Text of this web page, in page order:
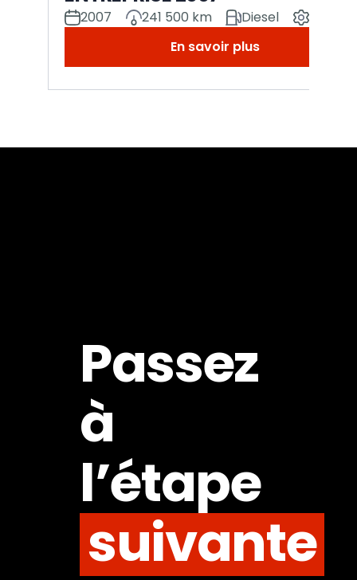
2007 241 500 km Diesel
En savoir plus
Passez
à
l’étape
suivante